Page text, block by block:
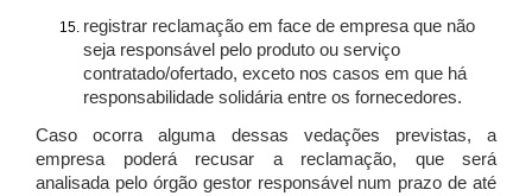
registrar reclamação em face de empresa que não
seja responsável pelo produto ou serviço
contratado/ofertado, exceto nos casos em que há
responsabilidade solidária entre os fornecedores.
Caso ocorra alguma dessas vedações previstas, a
empresa poderá recusar a reclamação, que será
analisada pelo órgão gestor responsável num prazo de até